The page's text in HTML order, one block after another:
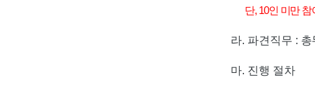
단, 10인 미만
라. 파견직무 : 총
마. 진행 절차